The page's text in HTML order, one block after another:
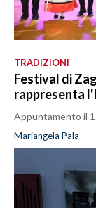
TRADIZIONI
Festival di
rappresenta
Appuntamento il
Mariangela Pala